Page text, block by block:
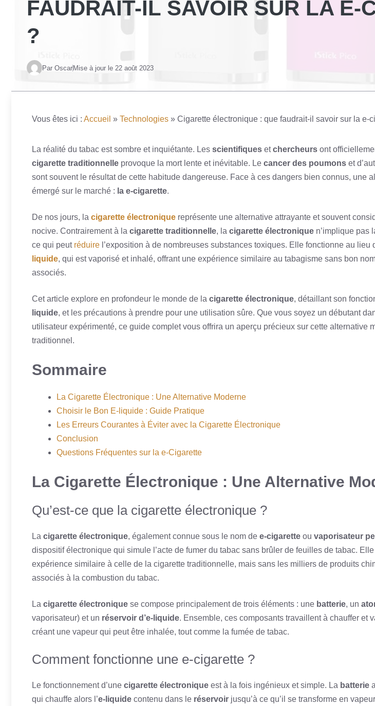
FAUDRAIT-IL SAVOIR SUR LA E-
?
Par OscarMise à jour le 22 août 2023
Vous êtes ici : Accueil » Technologies » Cigarette électronique : que faudrait-il savoir sur la e-
La réalité du tabac est sombre et inquiétante. Les scientifiques etchercheurs ont
cigarette traditionnelle provoque la mort lente et inévitable. Le cancer des poumons et
sont souvent le résultat de cette habitude dangereuse. Face à ces dangers bien connus, une
émergé sur le marché : la e-cigarette.
De nos jours, la cigarette électronique représente une alternative attrayante et souvent
nocive. Contrairement à la cigarette traditionnelle, la cigarette électronique n’implique pas
ce qui peut réduire l’exposition à de nombreuses substances toxiques. Elle fonctionne au lieu
liquide, qui est vaporisé et inhalé, offrant une expérience similaire au tabagisme sans bon
associés.
Cet article explore en profondeur le monde de la cigarette électronique, détaillant son
liquide, et les précautions à prendre pour une utilisation sûre. Que vous soyez un débutant
utilisateur expérimenté, ce guide complet vous offrira un aperçu précieux sur cette alternative
traditionnel.
Sommaire
La Cigarette Électronique : Une Alternative Moderne
Choisir le Bon E-liquide : Guide Pratique
Les Erreurs Courantes à Éviter avec la Cigarette Électronique
Conclusion
Questions Fréquentes sur la e-Cigarette
La Cigarette Électronique : Une Alternative
Qu’est-ce que la cigarette électronique ?
La cigarette électronique, également connue sous le nom de e-cigarette ou vaporisateur
dispositif électronique qui simule l’acte de fumer du tabac sans brûler de feuilles de tabac.
expérience similaire à celle de la cigarette traditionnelle, mais sans les milliers de produits
associés à la combustion du tabac.
La cigarette électronique se compose principalement de trois éléments : une batterie, un
vaporisateur) et un réservoir d’e-liquide. Ensemble, ces composants travaillent à chauffer et
créant une vapeur qui peut être inhalée, tout comme la fumée de tabac.
Comment fonctionne une e-cigarette ?
Le fonctionnement d’une cigarette électronique est à la fois ingénieux et simple. La batterie
qui chauffe alors l’e-liquide contenu dans le réservoir jusqu’à ce qu’il se transforme en